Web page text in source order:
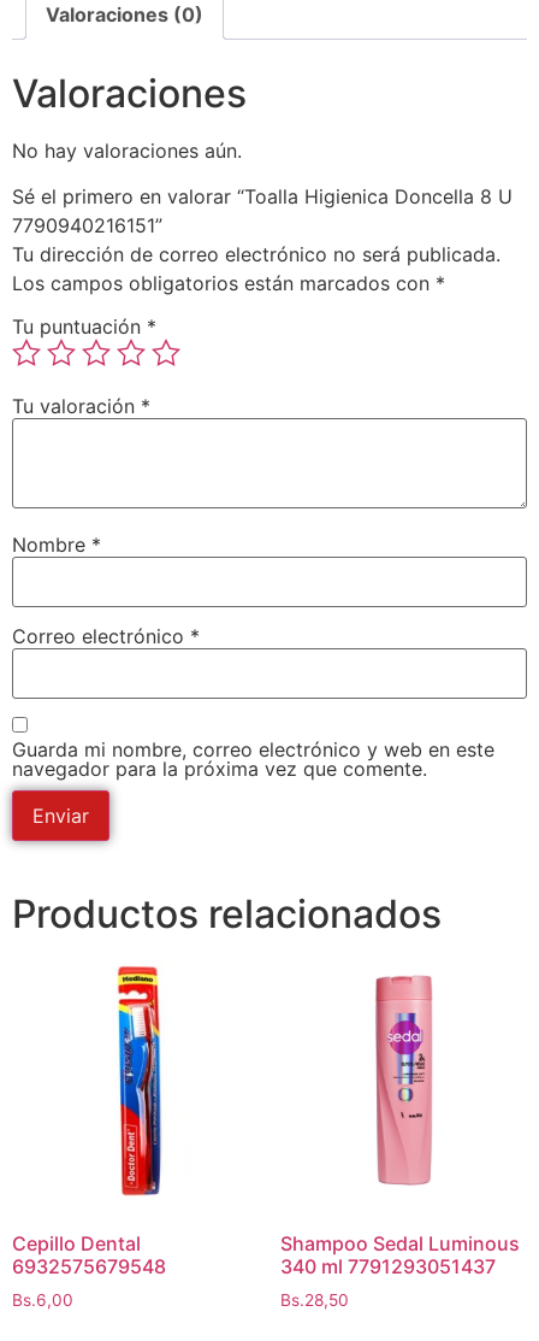
Valoraciones (0)
Valoraciones
No hay valoraciones aún.
Sé el primero en valorar “Toalla Higienica Doncella 8 U
7790940216151”
Tu dirección de correo electrónico no será publicada.
Los campos obligatorios están marcados con *
Tu puntuación *
Tu valoración *
Nombre *
Correo electrónico *
Guarda mi nombre, correo electrónico y web en este
navegador para la próxima vez que comente.
Productos relacionados
Cepillo Dental
6932575679548
Bs.6,00
Shampoo Sedal Luminous
340 ml 7791293051437
Bs.28,50